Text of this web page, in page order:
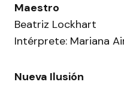
Maestro
Beatriz Lockhart
Intérprete: Mariana
Nueva Ilusión